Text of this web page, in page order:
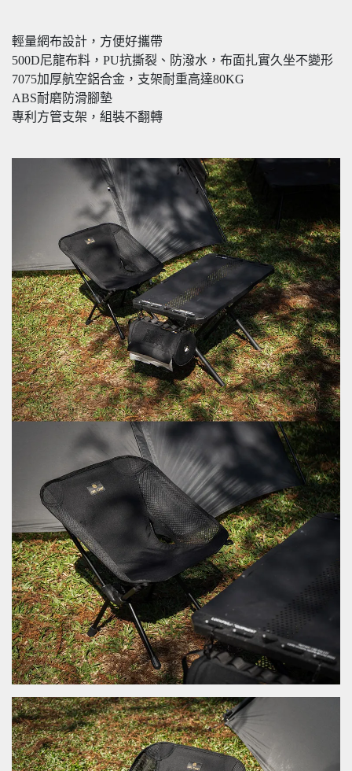
輕量網布設計，方便好攜帶
500D尼龍布料，PU抗撕裂、防潑水，布面扎實久坐不變形
7075加厚航空鋁合金，支架耐重高達80KG
ABS耐磨防滑腳墊
專利方管支架，組裝不翻轉